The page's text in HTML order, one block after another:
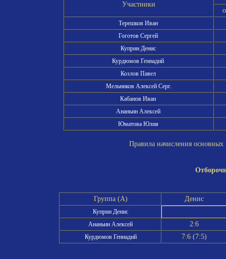
Участники
Терешков Иван
Гоготов Сергей
Куприн Денис
Курдюмов Геннадий
Козлов Павел
Мельников Алексей Серг.
Кабанов Иван
Ананьин Алексей
Юматова Юлия
Правила начисления
Группа (A) Денис
Куприн Денис
Ананьин Алексей
2:6
Курдюмов Геннадий 7:6 (7:5)